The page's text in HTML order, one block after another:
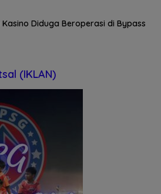
Diduga Beroperasi di Bypass
(IKLAN)